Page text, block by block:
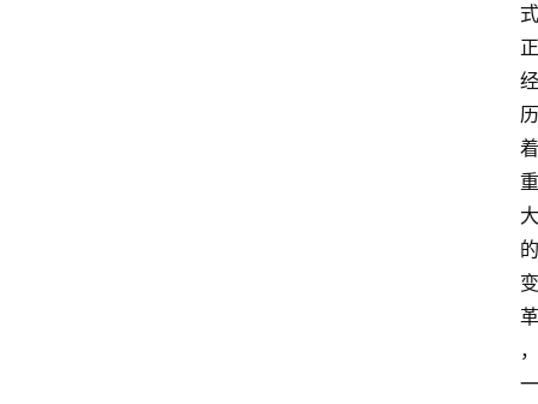
式
正
经
历
着
重
大
的
变
革
，
一